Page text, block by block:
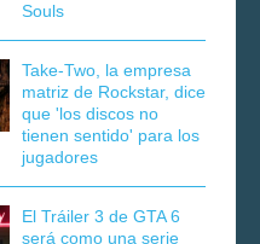
Souls
Take-Two, la empresa
matriz de Rockstar, dice
que 'los discos no
tienen sentido' para los
jugadores
El Tráiler 3 de GTA 6
será como una serie